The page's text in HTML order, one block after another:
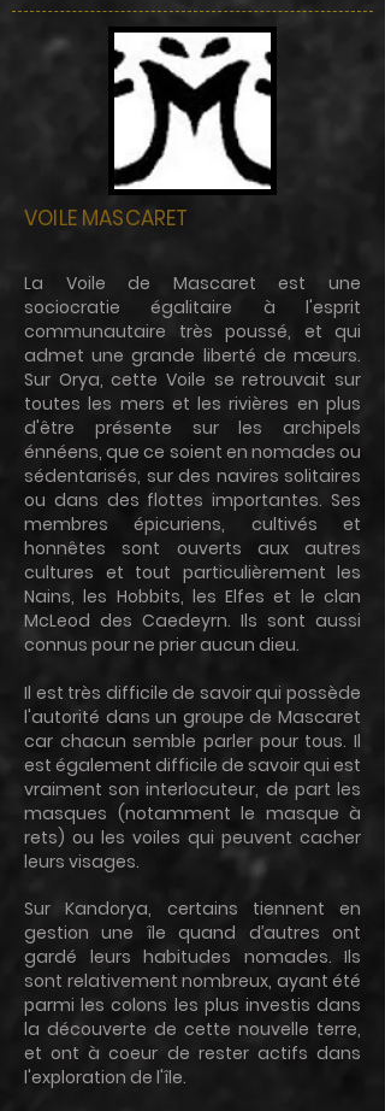
VOILE MASCARET
La Voile de Mascaret est une
sociocratie égalitaire à l'esprit
communautaire très poussé, et qui
admet une grande liberté de mœurs.
Sur Orya, cette Voile se retrouvait sur
toutes les mers et les rivières en plus
d'être présente sur les archipels
énnéens, que ce soient en nomades ou
sédentarisés, sur des navires solitaires
ou dans des flottes importantes. Ses
membres épicuriens, cultivés et
honnêtes sont ouverts aux autres
cultures et tout particulièrement les
Nains, les Hobbits, les Elfes et le clan
McLeod des Caedeyrn. Ils sont aussi
connus pour ne prier aucun dieu.
Il est très difficile de savoir qui possède
l'autorité dans un groupe de Mascaret
car chacun semble parler pour tous. Il
est également difficile de savoir qui est
vraiment son interlocuteur, de part les
masques (notamment le masque à
rets) ou les voiles qui peuvent cacher
leurs visages.
Sur Kandorya, certains tiennent en
gestion une île quand d’autres ont
gardé leurs habitudes nomades. Ils
sont relativement nombreux, ayant été
parmi les colons les plus investis dans
la découverte de cette nouvelle terre,
et ont à coeur de rester actifs dans
l'exploration de l'île.